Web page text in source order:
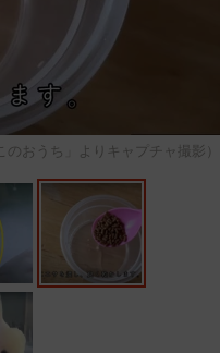
おうち」よりキャプチャ撮影）